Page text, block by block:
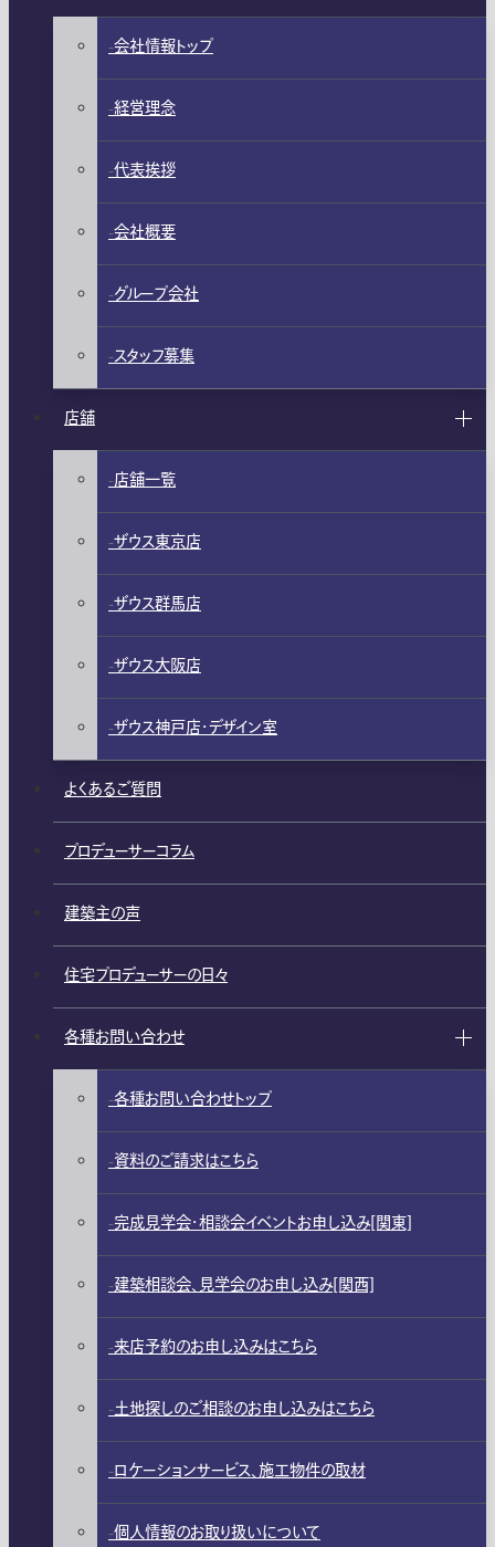
会社情報トップ
経営理念
代表挨拶
会社概要
グループ会社
スタッフ募集
店舗
店舗一覧
ザウス東京店
ザウス群馬店
ザウス大阪店
ザウス神戸店・デザイン室
よくあるご質問
プロデューサーコラム
建築主の声
住宅プロデューサーの日々
各種お問い合わせ
各種お問い合わせトップ
資料のご請求はこちら
完成見学会・相談会イベントお申し込み[関東]
建築相談会、見学会のお申し込み[関西]
来店予約のお申し込みはこちら
土地探しのご相談のお申し込みはこちら
ロケーションサービス、施工物件の取材
個人情報のお取り扱いについて